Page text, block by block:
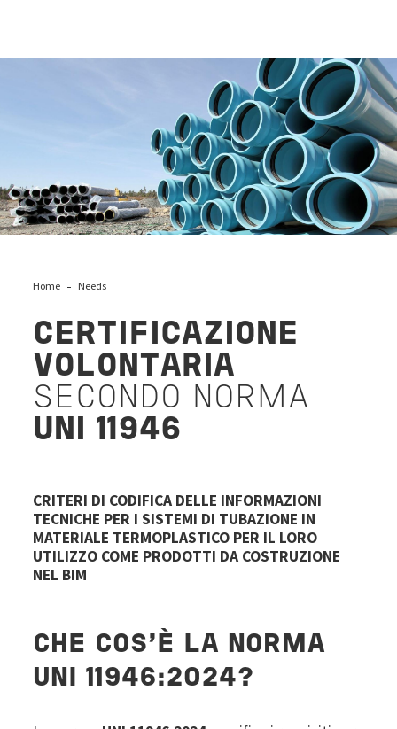
Home Needs
CERTIFICAZIONE
VOLONTARIA
SECONDO NORMA
UNI 11946
CRITERI DI CODIFICA DELLE INFORMAZIONI
TECNICHE PER I SISTEMI DI TUBAZIONE IN
MATERIALE TERMOPLASTICO PER IL LORO
UTILIZZO COME PRODOTTI DA COSTRUZIONE
NEL BIM
CHE COS'È LA NORMA
UNI 11946:2024?